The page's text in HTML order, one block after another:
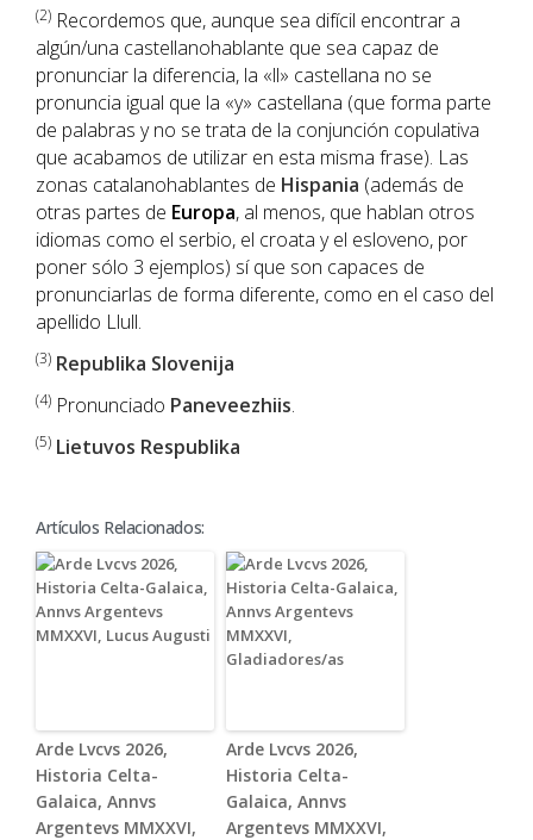
(2) Recordemos que, aunque sea difícil encontrar a
algún/una castellanohablante que sea capaz de
pronunciar la diferencia, la «ll» castellana no se
pronuncia igual que la «y» castellana (que forma parte
de palabras y no se trata de la conjunción copulativa
que acabamos de utilizar en esta misma frase). Las
zonas catalanohablantes de Hispania (además de
otras partes de Europa, al menos, que hablan otros
idiomas como el serbio, el croata y el esloveno, por
poner sólo 3 ejemplos) sí que son capaces de
pronunciarlas de forma diferente, como en el caso del
apellido Llull.
(3) Republika Slovenija
(4) Pronunciado Paneveezhiis.
(5) Lietuvos Respublika
Artículos Relacionados:
Arde Lvcvs 2026,
Historia Celta-
Galaica, Annvs
Argentevs MMXXVI,
Arde Lvcvs 2026,
Historia Celta-
Galaica, Annvs
Argentevs MMXXVI,